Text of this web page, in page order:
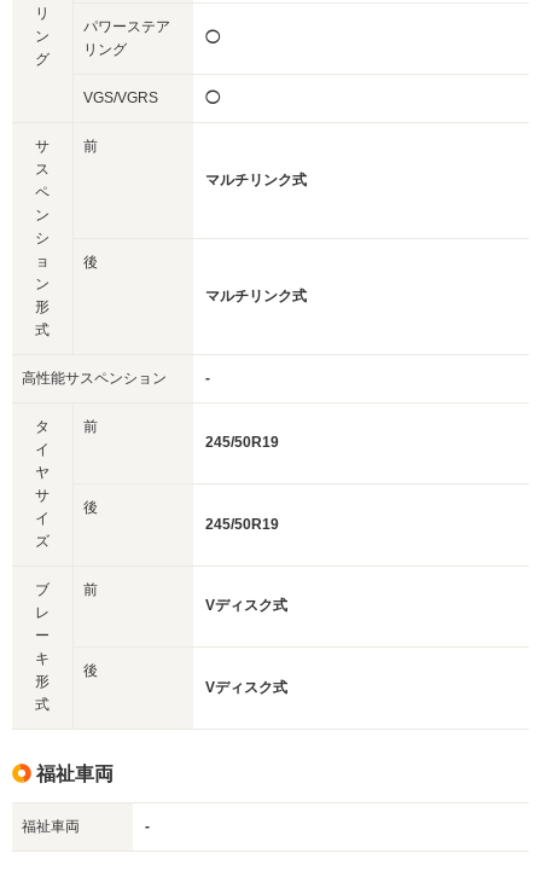
リ
ン
グ
パワーステア
リング
◯
VGS/VGRS ◯
サ
ス
ペ
ン
シ
ョ
ン
形
式
前
マルチリンク式
後
マルチリンク式
高性能サスペンション -
タ
イ
ヤ
サ
イ
ズ
前
245/50R19
後
245/50R19
ブ
レ
ー
キ
形
式
前
Vディスク式
後
Vディスク式
福祉車両
福祉車両 -